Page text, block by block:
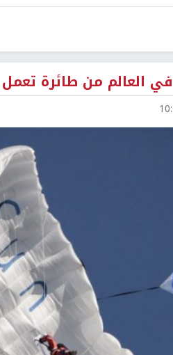
العالم من طائرة